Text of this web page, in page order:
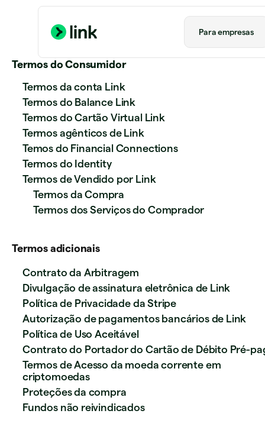
Para empresas​
Termos do Consumidor
Termos da conta Link
Termos do Balance Link
Termos do Cartão Virtual Link
Termos agênticos de Link
Temos do Financial Connections
Termos do Identity
Termos de Vendido por Link
Termos da Compra
Termos dos Serviços do Comprador
Termos adicionais
Contrato da Arbitragem
Divulgação de assinatura eletrônica de Link
Política de Privacidade da Stripe
Autorização de pagamentos bancários de Link
Política de Uso Aceitável
Contrato do Portador do Cartão de Débito Pré-
Termos de Acesso da moeda corrente em
criptomoedas
Proteções da compra
Fundos não reivindicados